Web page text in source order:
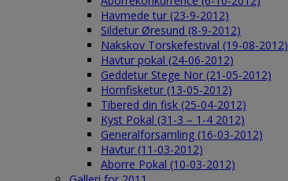
Havmede tur (23-9-2012)
Sildetur Øresund (8-9-2012)
Nakskov Torskefestival (19-08-2012)
Havtur pokal (24-06-2012)
Geddetur Stege Nor (21-05-2012)
Hornfisketur (13-05-2012)
Tibered din fisk (25-04-2012)
Kyst Pokal (31-3 – 1-4 2012)
Generalforsamling (16-03-2012)
Havtur (11-03-2012)
Aborre Pokal (10-03-2012)